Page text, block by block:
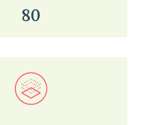
80
in onze kaartviewer